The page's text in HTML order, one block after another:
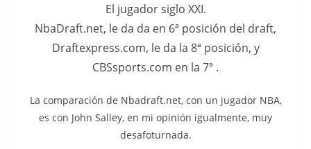
El jugador siglo XXI.
NbaDraft.net, le da da en 6ª posición del draft,
Draftexpress.com, le da la 8ª posición, y
CBSsports.com en la 7ª .
La comparación de Nbadraft.net, con un jugador NBA,
es con John Salley, en mi opinión igualmente, muy
desafoturnada.